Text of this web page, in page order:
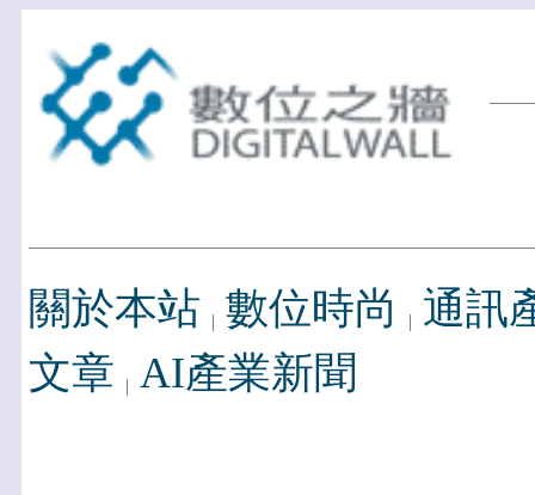
關於本站 數位時尚
通訊
文章 AI產業新聞